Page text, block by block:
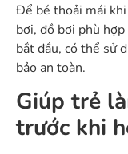
Để bé thoải mái
bơi, đồ bơi phù
bắt đầu, có thể sử
bảo an toàn.
Giúp trẻ
trước khi